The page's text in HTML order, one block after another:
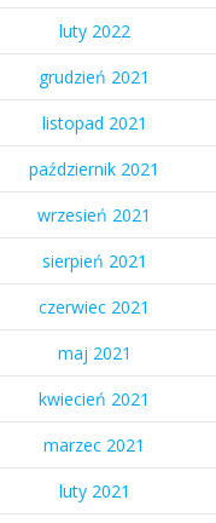
luty 2022
grudzień 2021
listopad 2021
październik 2021
wrzesień 2021
sierpień 2021
czerwiec 2021
maj 2021
kwiecień 2021
marzec 2021
luty 2021